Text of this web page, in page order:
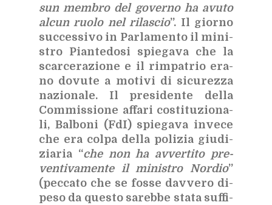
sun mem­bro del go­ver­no ha avu­to
al­cun ruo­lo nel ri­la­scio”. Il gior­no
suc­ces­si­vo in Par­la­men­to il mi­ni­
stro Pian­te­do­si spie­ga­va che la
scar­ce­ra­zio­ne e il rim­pa­trio era­
no do­vu­te a mo­ti­vi di si­cu­rez­za
na­zio­na­le. Il pre­si­den­te del­la
Com­mis­sio­ne af­fa­ri co­sti­tu­zio­na­
li, Bal­bo­ni (FdI) spie­ga­va in­ve­ce
che era col­pa del­la po­li­zia giu­di­
zia­ria “che non ha av­ver­ti­to pre­
ven­ti­va­men­te il mi­ni­stro Nor­dio”
(pec­ca­to che se fos­se dav­ve­ro di­
pe­so da que­sto sa­reb­be sta­ta suf­fi­